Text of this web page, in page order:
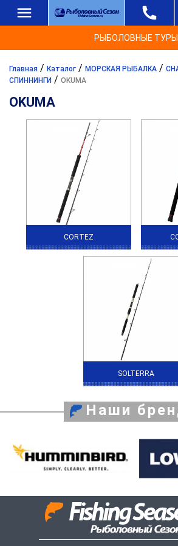
РЫБОЛОВНЫЕ ТУРЫ
Главная / Каталог / МОРСКАЯ РЫБАЛКА /
СПИННИНГИ / OKUMA
OKUMA
CORTEZ
SOLTERRA
Наши